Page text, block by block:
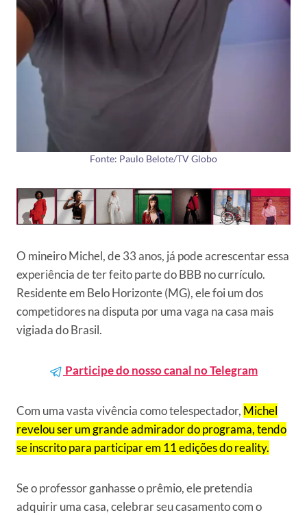
Fonte: Paulo Belote/TV Globo
O mineiro Michel, de 33 anos, já pode acrescentar essa
experiência de ter feito parte do BBB no currículo.
Residente em Belo Horizonte (MG), ele foi um dos
competidores na disputa por uma vaga na casa mais
vigiada do Brasil.
Participe do nosso canal no Telegram
Com uma vasta vivência como telespectador, Michel
revelou ser um grande admirador do programa, tendo
se inscrito para participar em 11 edições do reality.
Se o professor ganhasse o prêmio, ele pretendia
adquirir uma casa, celebrar seu casamento com o